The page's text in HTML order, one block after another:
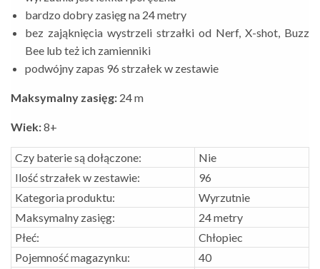
bardzo dobry zasięg na 24 metry
bez zająknięcia wystrzeli strzałki od Nerf, X-shot, Buzz
Bee lub też ich zamienniki
podwójny zapas 96 strzałek w zestawie
Maksymalny zasięg: 24 m
Wiek:8+
Czy baterie są dołączone:
Nie
Ilość strzałek w zestawie:
96
Kategoria produktu:
Wyrzutnie
Maksymalny zasięg:
24 metry
Płeć:
Chłopiec
Pojemność magazynku:
40